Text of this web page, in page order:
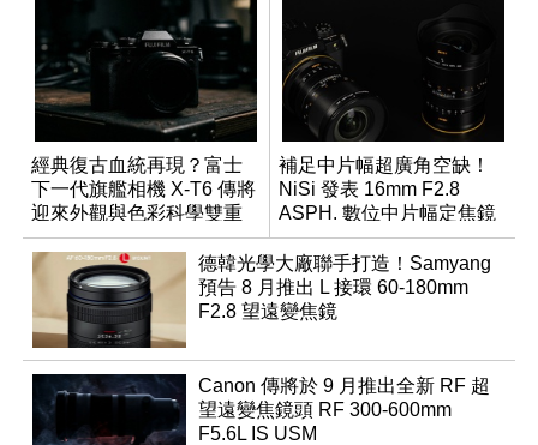
經典復古血統再現？富士
下一代旗艦相機 X-T6 傳將
迎來外觀與色彩科學雙重
優化
補足中片幅超廣角空缺！
NiSi 發表 16mm F2.8
ASPH. 數位中片幅定焦鏡
德韓光學大廠聯手打造！Samyang
預告 8 月推出 L 接環 60-180mm
F2.8 望遠變焦鏡
Canon 傳將於 9 月推出全新 RF 超
望遠變焦鏡頭 RF 300-600mm
F5.6L IS USM